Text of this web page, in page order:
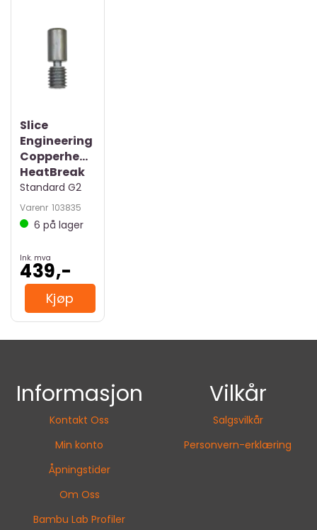
Slice
Engineering
Copperhead
HeatBreak
Standard G2
Varenr 103835
6 på lager
Ink. mva
439,-
Kjøp
Informasjon
Kontakt Oss
Min konto
Åpningstider
Om Oss
Bambu Lab Profiler
Vilkår
Salgsvilkår
Personvern-erklæring